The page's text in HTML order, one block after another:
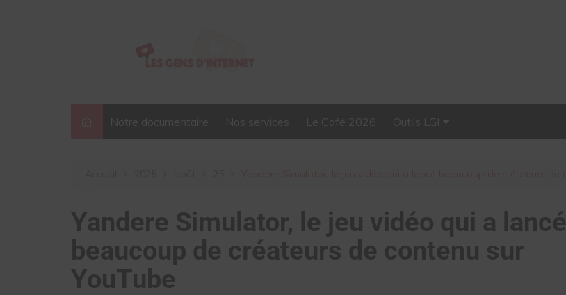
Notre documentaire Nos services Le Café 2026 Outils LGI
Yandere Simulator, le jeu vidéo qui a lancé
beaucoup de créateurs de contenu sur
YouTube